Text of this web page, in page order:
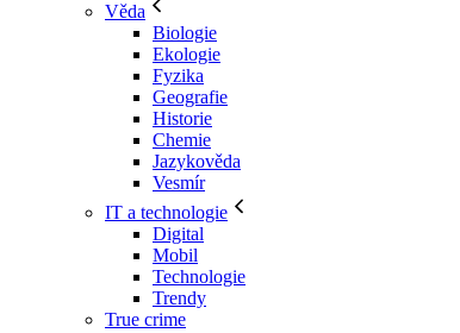
Věda
Biologie
Ekologie
Fyzika
Geografie
Historie
Chemie
Jazykověda
Vesmír
IT a technologie
Digital
Mobil
Technologie
Trendy
True crime